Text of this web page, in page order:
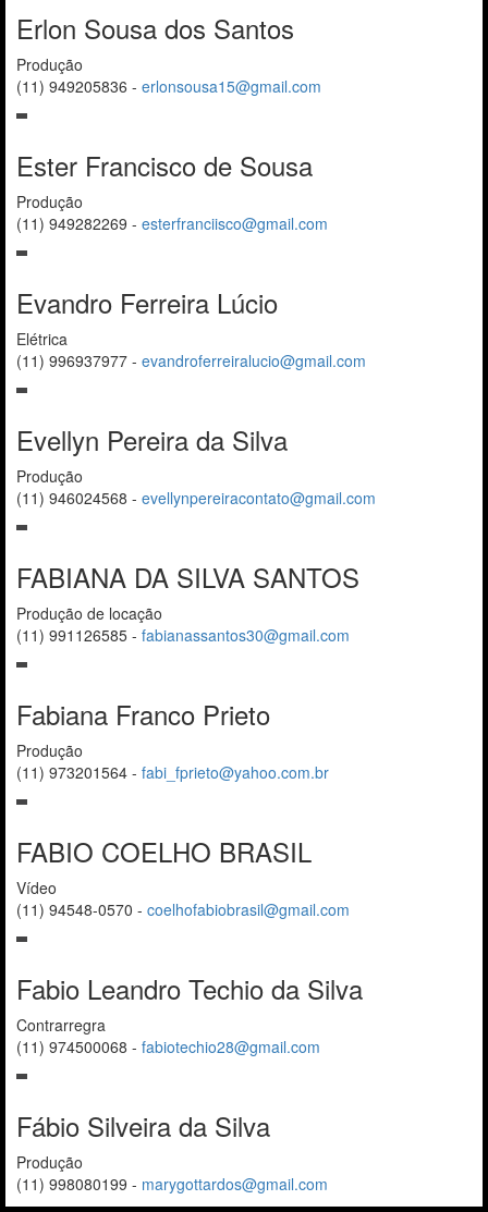
Erlon Sousa dos Santos
Produção
(11) 949205836 - erlonsousa15@gmail.com
Ester Francisco de Sousa
Produção
(11) 949282269 - esterfranciisco@gmail.com
Evandro Ferreira Lúcio
Elétrica
(11) 996937977 - evandroferreiralucio@gmail.com
Evellyn Pereira da Silva
Produção
(11) 946024568 - evellynpereiracontato@gmail.com
FABIANA DA SILVA SANTOS
Produção de locação
(11) 991126585 - fabianassantos30@gmail.com
Fabiana Franco Prieto
Produção
(11) 973201564 - fabi_fprieto@yahoo.com.br
FABIO COELHO BRASIL
Vídeo
(11) 94548-0570 - coelhofabiobrasil@gmail.com
Fabio Leandro Techio da Silva
Contrarregra
(11) 974500068 - fabiotechio28@gmail.com
Fábio Silveira da Silva
Produção
(11) 998080199 - marygottardos@gmail.com